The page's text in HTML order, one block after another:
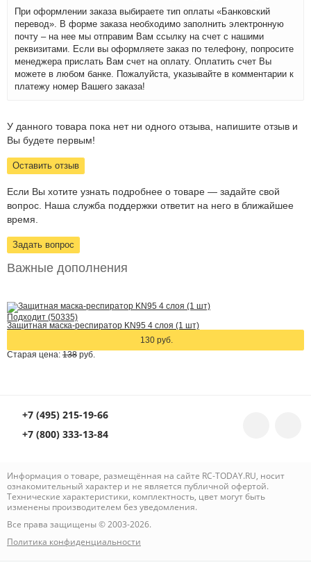
При оформлении заказа выбираете тип оплаты «Банковский
перевод». В форме заказа необходимо заполнить электронную
почту – на нее мы отправим Вам ссылку на счет с нашими
реквизитами. Если вы оформляете заказ по телефону, попросите
менеджера прислать Вам счет на оплату. Оплатить счет Вы
можете в любом банке. Пожалуйста, указывайте в комментарии к
платежу номер Вашего заказа!
У данного товара пока нет ни одного отзыва, напишите отзыв и
Вы будете первым!
Оставить отзыв
Если Вы хотите узнать подробнее о товаре — задайте свой
вопрос. Наша служба поддержки ответит на него в ближайшее
время.
Задать вопрос
Важные дополнения
Подходит (50335)
Защитная маска-респиратор KN95 4 слоя (1 шт)
130 руб.
Старая цена: 138 руб.
+7 (495) 215-19-66
+7 (800) 333-13-84
Информация о товаре, размещённая на сайте RC-TODAY.RU, носит
ознакомительный характер и не является публичной офертой.
Технические характеристики, комплектность, цвет могут быть
изменены производителем без уведомления.
Все права защищены © 2003-2026.
Политика конфиденциальности